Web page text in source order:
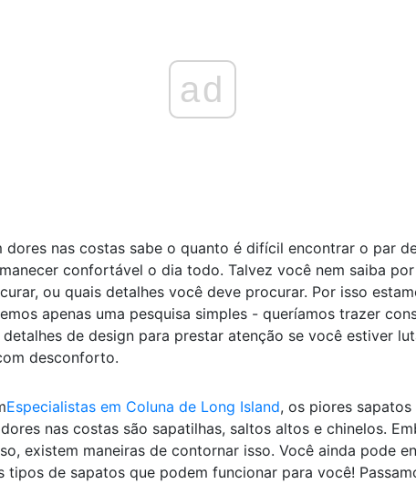
ad
dores nas costas sabe o quanto é difícil encontrar o par
confortável o dia todo. Talvez você nem saiba
ou quais detalhes você deve procurar. Por isso
apenas uma pesquisa simples - queríamos trazer
de design para prestar atenção se você estiver
desconforto.
Especialistas em Coluna de Long Island, os piores sapatos
nas costas são sapatilhas, saltos altos e chinelos.
existem maneiras de contornar isso. Você ainda pode
tipos de sapatos que podem funcionar para você!